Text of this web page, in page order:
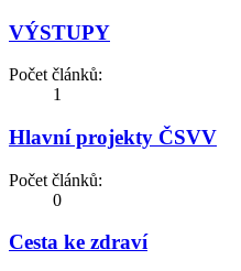
VÝSTUPY
Počet článků:
1
Hlavní projekty ČSVV
Počet článků:
0
Cesta ke zdraví